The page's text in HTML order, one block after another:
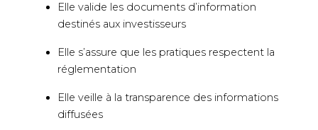
Elle valide les documents d’information
destinés aux investisseurs
Elle s’assure que les pratiques respectent la
réglementation
Elle veille à la transparence des informations
diffusées